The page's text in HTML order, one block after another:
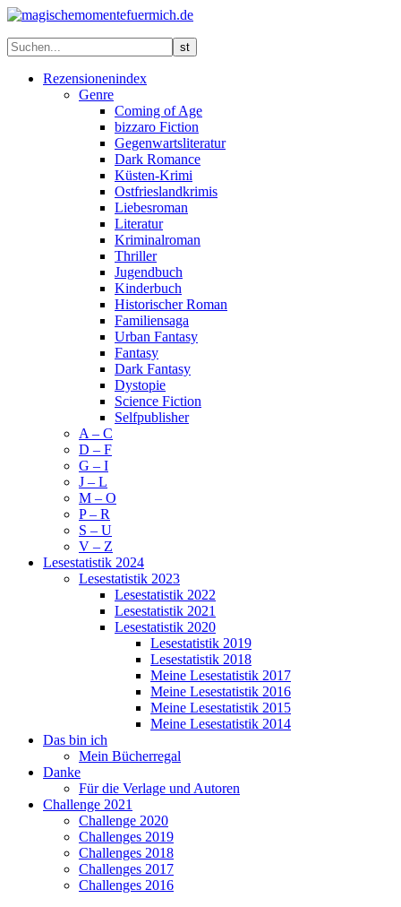
Rezensionenindex
Genre
Coming of Age
bizzaro Fiction
Gegenwartsliteratur
Dark Romance
Küsten-Krimi
Ostfrieslandkrimis
Liebesroman
Literatur
Kriminalroman
Thriller
Jugendbuch
Kinderbuch
Historischer Roman
Familiensaga
Urban Fantasy
Fantasy
Dark Fantasy
Dystopie
Science Fiction
Selfpublisher
A – C
D – F
G – I
J – L
M – O
P – R
S – U
V – Z
Lesestatistik 2024
Lesestatistik 2023
Lesestatistik 2022
Lesestatistik 2021
Lesestatistik 2020
Lesestatistik 2019
Lesestatistik 2018
Meine Lesestatistik 2017
Meine Lesestatistik 2016
Meine Lesestatistik 2015
Meine Lesestatistik 2014
Das bin ich
Mein Bücherregal
Danke
Für die Verlage und Autoren
Challenge 2021
Challenge 2020
Challenges 2019
Challenges 2018
Challenges 2017
Challenges 2016